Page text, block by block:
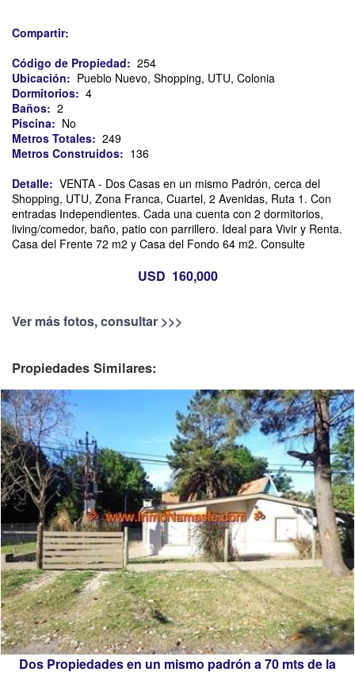
sacramento
Compartir:
Código de Propiedad: 254
Ubicación: Pueblo Nuevo, Shopping, UTU, Colonia
Dormitorios: 4
Baños: 2
Piscina: No
Metros Totales: 249
Metros Construidos: 136
Detalle: VENTA - Dos Casas en un mismo Padrón, cerca del
Shopping, UTU, Zona Franca, Cuartel, 2 Avenidas, Ruta 1. Con
entradas Independientes. Cada una cuenta con 2 dormitorios,
living/comedor, baño, patio con parrillero. Ideal para Vivir y Renta.
Casa del Frente 72 m2 y Casa del Fondo 64 m2. Consulte
USD 160,000
Ver más fotos, consultar >>>
Propiedades Similares:
Dos Propiedades en un mismo padrón a 70 mts de la